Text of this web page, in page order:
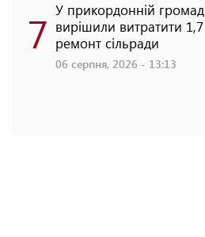
7 У прикордонній
вирішили витратити
ремонт сільради
06 серпня, 2026 - 13:13